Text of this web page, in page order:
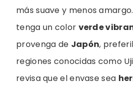
más suave y menos
tenga un color verde
provenga de Japón,
regiones conocidas como
revisa que el envase sea